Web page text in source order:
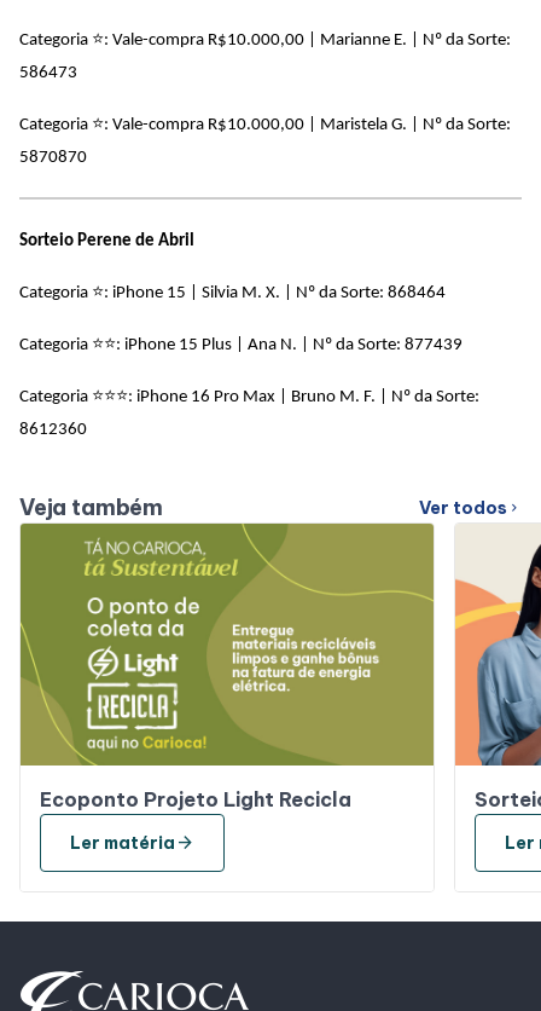
Categoria ⭐: Vale-compra R$10.000,00
| Marianne E. | Nº da Sorte:
586473
Categoria ⭐: Vale-compra R$10.000,00 | Maristela G. | Nº da Sorte:
5870870
Sorteio Perene de Abril
Categoria ⭐: iPhone 15 | Silvia M. X. | Nº da Sorte: 868464
Categoria ⭐⭐: iPhone 15 Plus | Ana N. | Nº da Sorte: 877439
Categoria ⭐⭐⭐: iPhone 16 Pro Max | Bruno M. F. | Nº da Sorte:
8612360
Veja também Ver todos chevron_right
Ecoponto Projeto Light Recicla
Ler matéria arrow_forward Ler